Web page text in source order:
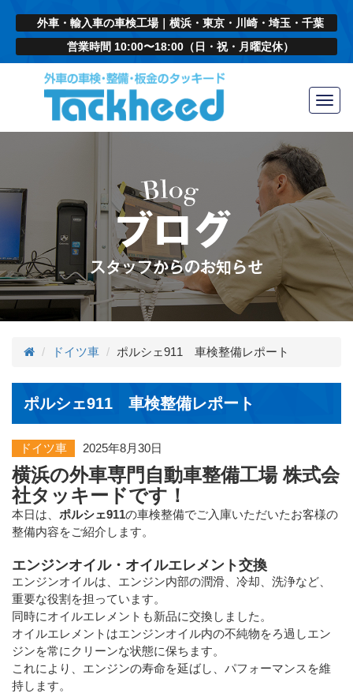
外車・輸入車の車検工場｜横浜・東京・川崎・埼玉・千葉
営業時間 10:00〜18:00（日・祝・月曜定休）
ドイツ車 ポルシェ911 車検整備レポート
ポルシェ911 車検整備レポート
ドイツ車 2025年8月30日
横浜の外車専門自動車整備工場 株式会
社タッキードです！
本日は、 ポルシェ911の車検整備でご入庫いただいたお客様の
整備内容をご紹介します。
エンジンオイル・オイルエレメント交換
エンジンオイルは、エンジン内部の潤滑、冷却、洗浄など、
重要な役割を担っています。
同時にオイルエレメントも新品に交換しました。
オイルエレメントはエンジンオイル内の不純物をろ過しエン
ジンを常にクリーンな状態に保ちます。
これにより、エンジンの寿命を延ばし、パフォーマンスを維
持します。